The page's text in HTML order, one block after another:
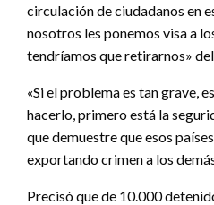
circulación de ciudadanos en
nosotros les ponemos visa a
tendríamos que retirarnos»
«Si el problema es tan grave,
hacerlo, primero está la
que demuestre que esos
exportando crimen a los
Precisó que de 10.000